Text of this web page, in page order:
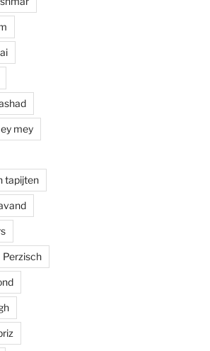
al
mey
tapijten
Perzisch